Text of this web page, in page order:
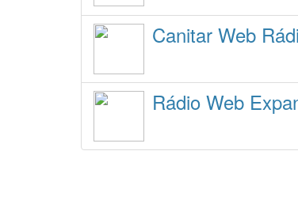
Canitar Web
Rádio Web